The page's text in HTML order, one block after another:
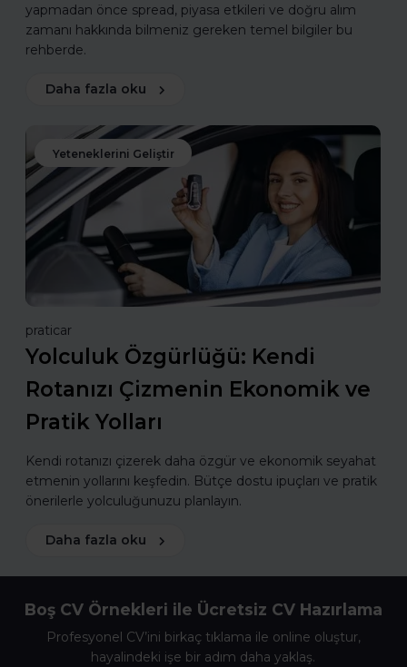
yapmadan önce spread, piyasa etkileri ve doğru alım
zamanı hakkında bilmeniz gereken temel bilgiler bu
rehberde.
Daha fazla oku
Yeteneklerini Geliştir
praticar
Yolculuk Özgürlüğü: Kendi
Rotanızı Çizmenin Ekonomik ve
Pratik Yolları
Kendi rotanızı çizerek daha özgür ve ekonomik seyahat
etmenin yollarını keşfedin. Bütçe dostu ipuçları ve pratik
önerilerle yolculuğunuzu planlayın.
Daha fazla oku
Boş CV Örnekleri ile Ücretsiz CV Hazırlama
Profesyonel CV’ini birkaç tıklama ile online oluştur,
hayalindeki işe bir adım daha yaklaş.